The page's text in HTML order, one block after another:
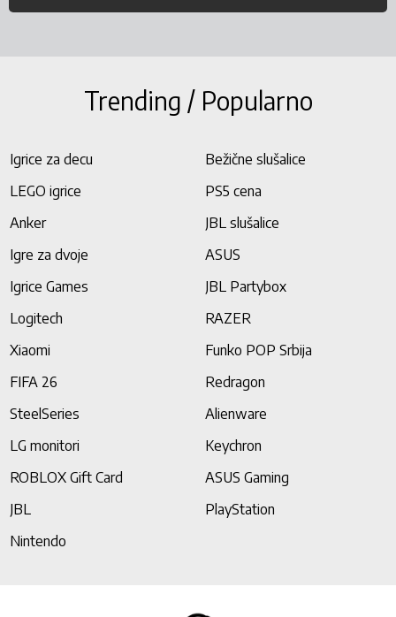
Trending / Popularno
Igrice za decu
Bežične slušalice
LEGO igrice
PS5 cena
Anker
JBL slušalice
Igre za dvoje
ASUS
Igrice Games
JBL Partybox
Logitech
RAZER
Xiaomi
Funko POP Srbija
FIFA 26
Redragon
SteelSeries
Alienware
LG monitori
Keychron
ROBLOX Gift Card
ASUS Gaming
JBL
PlayStation
Nintendo